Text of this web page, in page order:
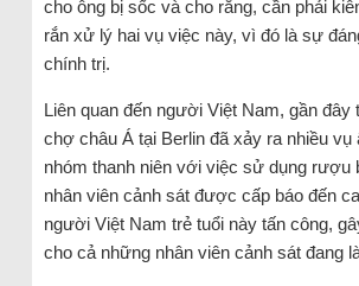
cho ông bị sốc và cho rằng, cần phải
rắn xử lý hai vụ việc này, vì đó là sự
chính trị.
Liên quan đến người Việt Nam, gần đây
chợ châu Á tại Berlin đã xảy ra nhiều vụ
nhóm thanh niên với việc sử dụng rượu
nhân viên cảnh sát được cấp báo đến
người Việt Nam trẻ tuổi này tấn công,
cho cả những nhân viên cảnh sát đang